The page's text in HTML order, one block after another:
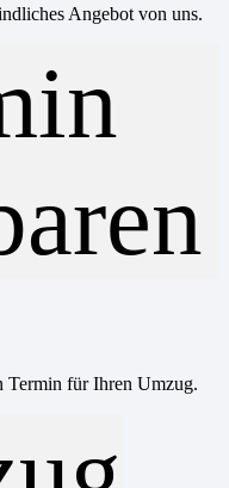
Angebot von uns.
Termin für Ihren Umzug.